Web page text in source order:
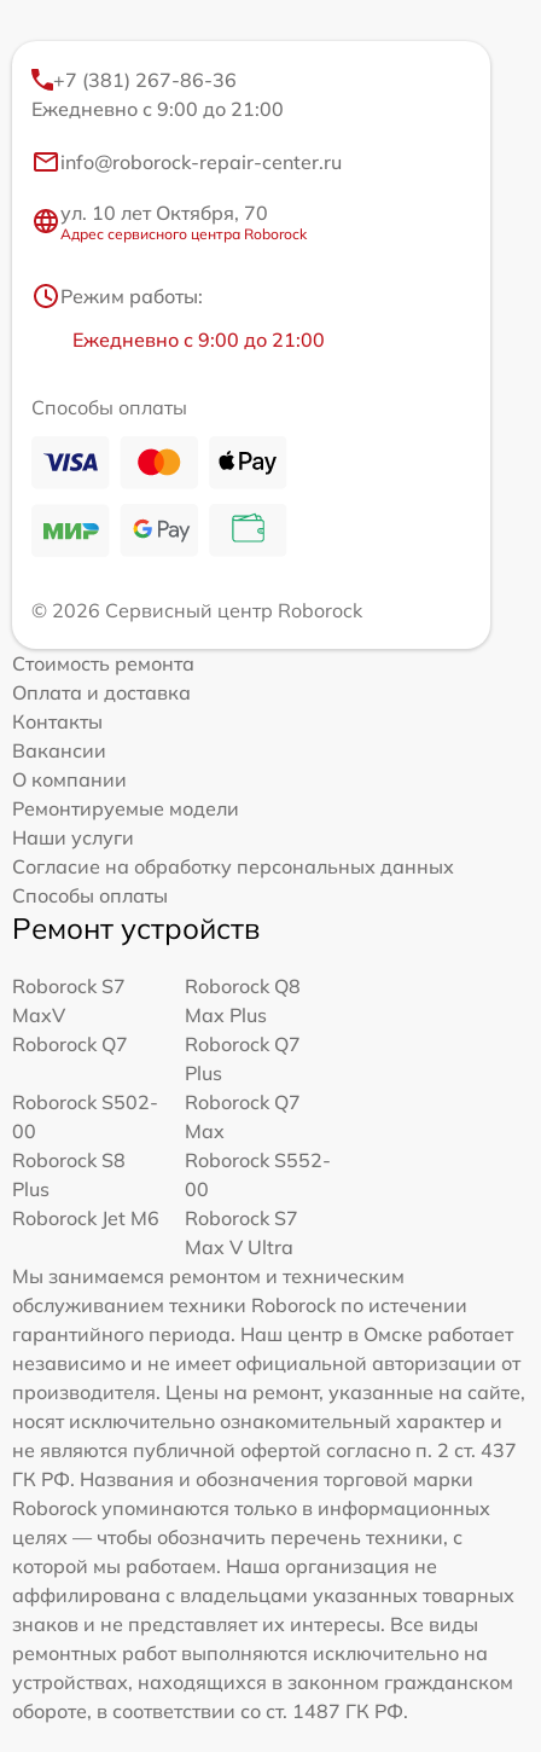
+7 (381) 267-86-36
Ежедневно с 9:00 до 21:00
info@roborock-repair-center.ru
ул. 10 лет Октября, 70
Адрес сервисного центра Roborock
Режим работы:
Ежедневно с 9:00 до 21:00
Способы оплаты
© 2026 Сервисный центр Roborock
Стоимость ремонта
Оплата и доставка
Контакты
Вакансии
О компании
Ремонтируемые модели
Наши услуги
Согласие на обработку персональных данных
Способы оплаты
Ремонт устройств
Roborock S7
MaxV
Roborock Q8
Max Plus
Roborock Q7
Roborock Q7
Plus
Roborock S502-
00
Roborock Q7
Max
Roborock S8
Plus
Roborock S552-
00
Roborock Jet M6
Roborock S7
Max V Ultra
Мы занимаемся ремонтом и техническим
обслуживанием техники Roborock по истечении
гарантийного периода. Наш центр в Омске работает
независимо и не имеет официальной авторизации от
производителя. Цены на ремонт, указанные на сайте,
носят исключительно ознакомительный характер и
не являются публичной офертой согласно п. 2 ст. 437
ГК РФ. Названия и обозначения торговой марки
Roborock упоминаются только в информационных
целях — чтобы обозначить перечень техники, с
которой мы работаем. Наша организация не
аффилирована с владельцами указанных товарных
знаков и не представляет их интересы. Все виды
ремонтных работ выполняются исключительно на
устройствах, находящихся в законном гражданском
обороте, в соответствии со ст. 1487 ГК РФ.